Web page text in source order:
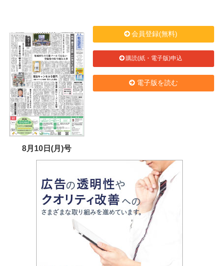
8月10日(月)号
会員登録(無料)
購読(紙・電子版)申込
電子版を読む